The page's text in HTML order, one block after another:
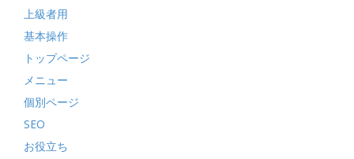
SEO
お役立ち
トップページ
メニュー
上級者用
個別ページ
基本操作